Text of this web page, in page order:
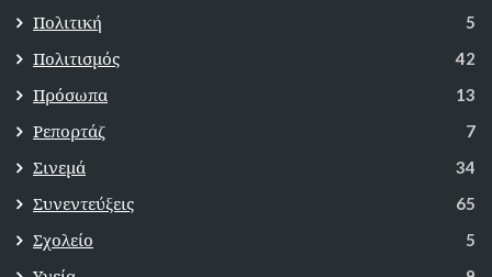
Πολιτική 5
Πολιτισμός 42
Πρόσωπα 13
Ρεπορτάζ 7
Σινεμά 34
Συνεντεύξεις 65
Σχολείο 5